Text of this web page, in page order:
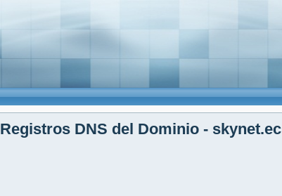
Registros DNS del Dominio - skynet.ec